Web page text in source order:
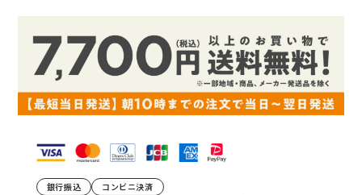
銀行振込 コンビニ決済